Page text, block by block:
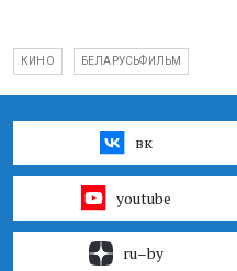
КИНО БЕЛАРУСЬФИЛЬМ
вк
youtube
ru–by